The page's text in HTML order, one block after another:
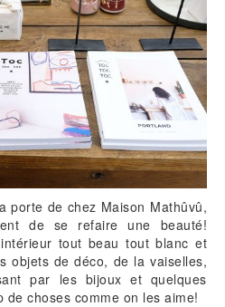
porte de chez Maison Mathûvû,
de se refaire une beauté!
tout beau tout blanc et
objets de déco, de la vaiselles,
par les bijoux et quelques
choses comme on les aime!